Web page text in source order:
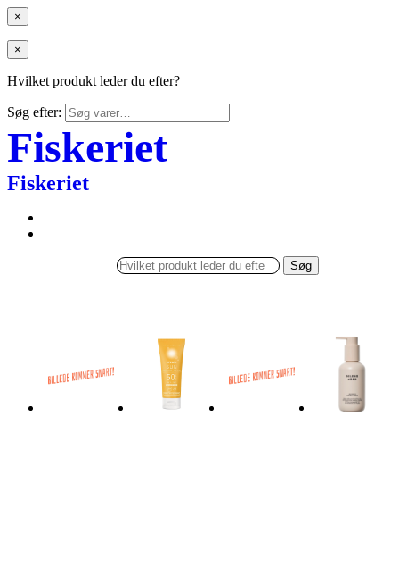
×
×
Hvilket produkt leder du efter?
Søg efter:
Fiskeriet
Fiskeriet
Søg